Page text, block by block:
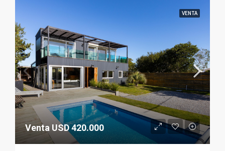
VENTA
Venta USD 420.000